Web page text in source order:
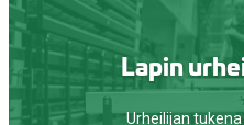
Lapin
Urheilijan